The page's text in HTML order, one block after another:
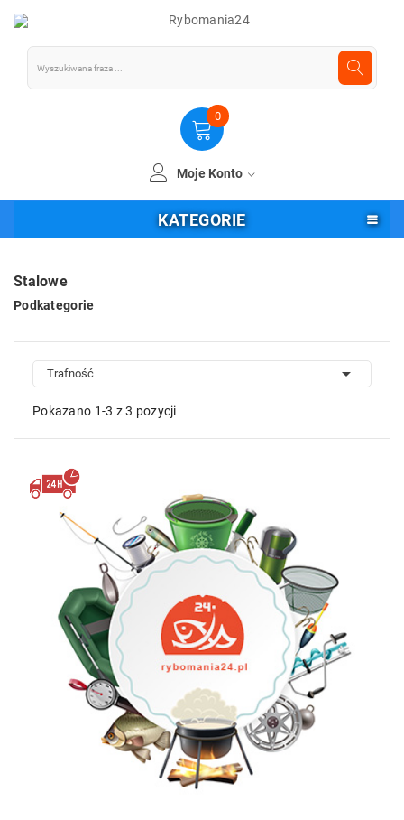
0
Moje Konto
KATEGORIE
Stalowe
Podkategorie
Trafność 
Pokazano 1-3 z 3 pozycji